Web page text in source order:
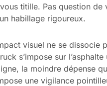
titille. Pas question de
habillage rigoureux.
visuel ne se dissocie
s’impose sur
la moindre dépense
une vigilance